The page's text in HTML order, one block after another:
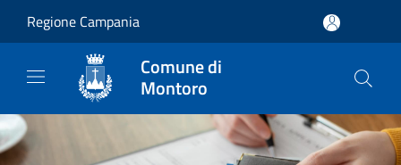
Regione Campania
Comune di
Montoro